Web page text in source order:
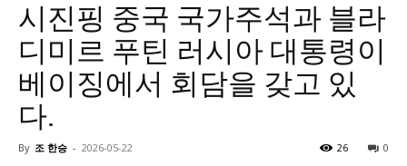
시진핑 중국 국가주석과 블라
디미르 푸틴 러시아 대통령이
베이징에서 회담을 갖고 있
다.
By 조 한승 - 2026-05-22 0
26